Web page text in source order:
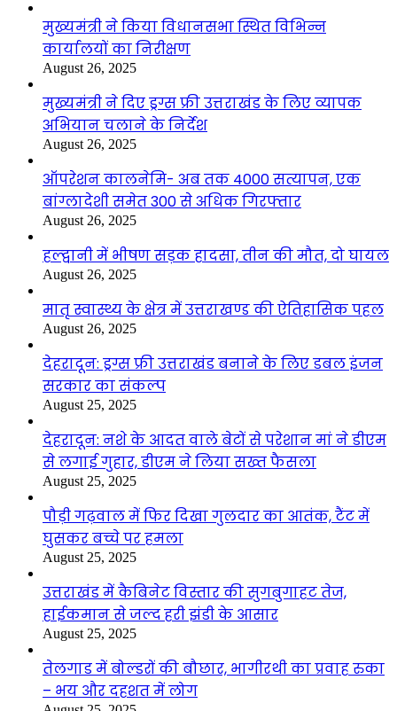
मुख्यमंत्री ने किया विधानसभा स्थित विभिन्न
कार्यालयों का निरीक्षण
August 26, 2025
मुख्यमंत्री ने दिए ड्रग्स फ्री उत्तराखंड के लिए व्यापक
अभियान चलाने के निर्देश
August 26, 2025
ऑपरेशन कालनेमि- अब तक 4000 सत्यापन, एक
बांग्लादेशी समेत 300 से अधिक गिरफ्तार
August 26, 2025
हल्द्वानी में भीषण सड़क हादसा, तीन की मौत, दो घायल
August 26, 2025
मातृ स्वास्थ्य के क्षेत्र में उत्तराखण्ड की ऐतिहासिक पहल
August 26, 2025
देहरादून: ड्रग्स फ्री उत्तराखंड बनाने के लिए डबल इंजन
सरकार का संकल्प
August 25, 2025
देहरादून: नशे के आदत वाले बेटों से परेशान मां ने डीएम
से लगाई गुहार, डीएम ने लिया सख्त फैसला
August 25, 2025
पौड़ी गढ़वाल में फिर दिखा गुलदार का आतंक, टैंट में
घुसकर बच्चे पर हमला
August 25, 2025
उत्तराखंड में कैबिनेट विस्तार की सुगबुगाहट तेज,
हाईकमान से जल्द हरी झंडी के आसार
August 25, 2025
तेलगाड में बोल्डरों की बौछार, भागीरथी का प्रवाह रुका
– भय और दहशत में लोग